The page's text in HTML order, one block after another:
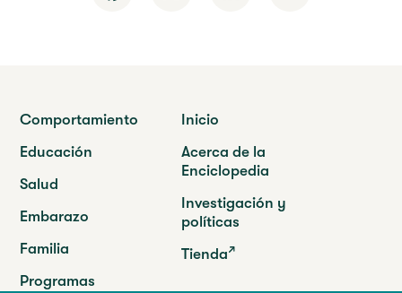
Comportamiento
Educación
Salud
Embarazo
Familia
Programas
Inicio
Acerca de la
Enciclopedia
Investigación y
políticas
Tienda